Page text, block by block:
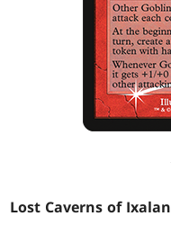
Lost Caverns of Ixalan